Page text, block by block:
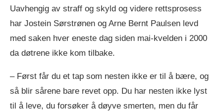
Uavhengig av straff og skyld og videre rettsprosess
har Jostein Sørstrønen og Arne Bernt Paulsen levd
med saken hver eneste dag siden mai-kvelden i 2000
da døtrene ikke kom tilbake.
– Først får du et tap som nesten ikke er til å bære, og
så blir sårene bare revet opp. Du har nesten ikke lyst
til å leve, du forsøker å døyve smerten, men du får